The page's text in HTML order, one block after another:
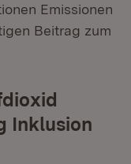
Emissionen
Beitrag zum
Inklusion